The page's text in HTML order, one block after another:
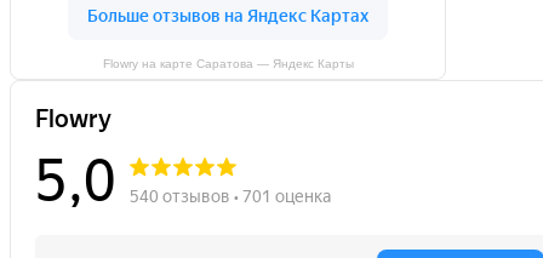
Flowry на карте Саратова — Яндекс Карты